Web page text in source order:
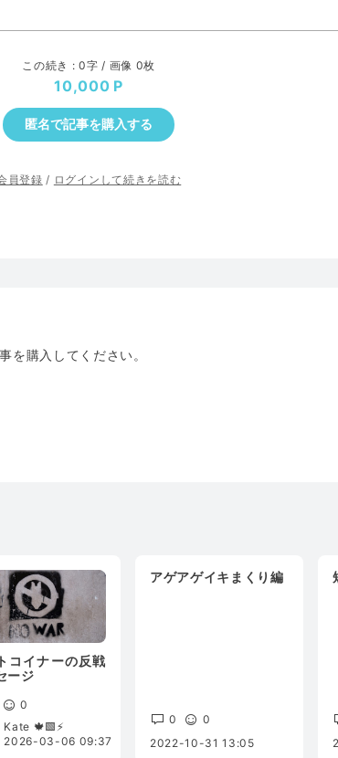
この続き : 0字 / 画像 0枚
10,000
匿名で記事を購入する
員登録 / ログインして続きを読む
を購入してください。
コイナーの反戦
ージ
0
Kate 🍁🟩⚡️
2026-03-06 09:37
アゲアゲイキまくり編
0
0
2022-10-31 13:05